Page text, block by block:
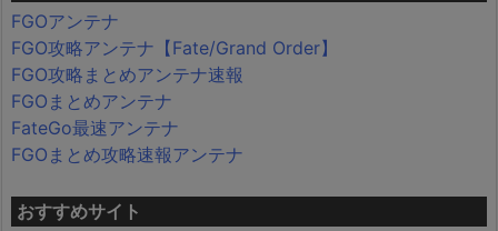
FGOアンテナ
FGO攻略アンテナ【Fate/Grand Order】
FGO攻略まとめアンテナ速報
FGOまとめアンテナ
FateGo最速アンテナ
FGOまとめ攻略速報アンテナ
おすすめサイト